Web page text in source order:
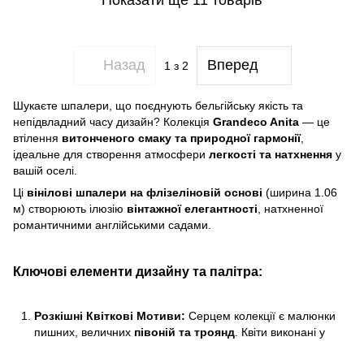
Назад 1 з 2 Вперед
Шукаєте шпалери, що поєднують бельгійську якість та
непідвладний часу дизайн? Колекція Grandeco Anita — це
втілення витонченого смаку та природної гармонії,
ідеальне для створення атмосфери легкості та натхнення у
вашій оселі.
Ці вінілові шпалери на флізеліновій основі (ширина 1.06
м) створюють ілюзію вінтажної елегантності , натхненної
романтичними англійськими садами.
Ключові елементи дизайну та палітра:
Розкішні Квіткові Мотиви: Серцем колекції є малюнки
пишних, величних півоній та троянд. Квіти виконані у